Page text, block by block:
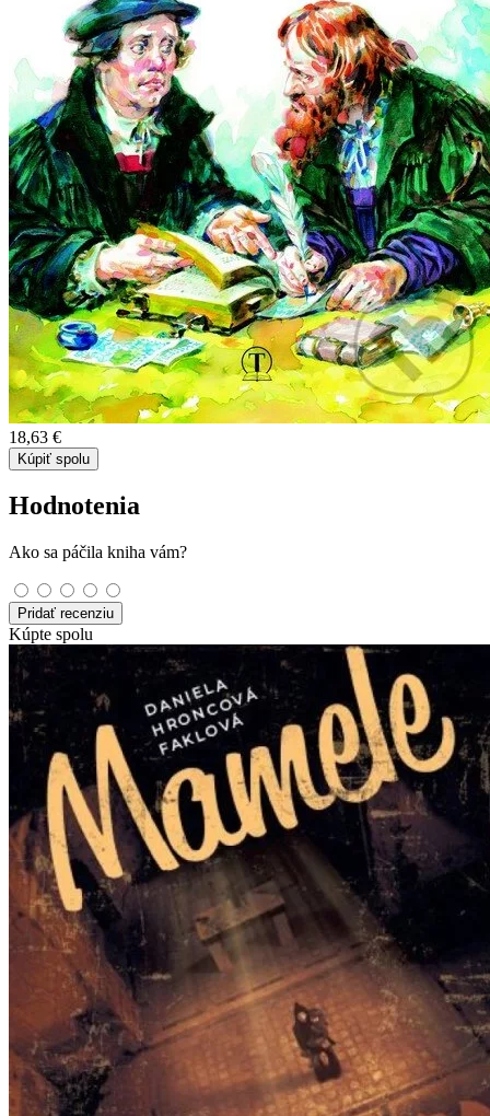
18,63 €
Kúpiť spolu
Hodnotenia
Ako sa páčila kniha vám?
Pridať recenziu
Kúpte spolu